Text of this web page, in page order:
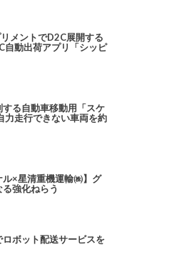
メントでD2C展開する
自動出荷アプリ「シッピ
る自動車移動用「スケ
力走行できない車両を約
ル×星清重機運輸㈱】グ
強化ねらう
ボット配送サービスを